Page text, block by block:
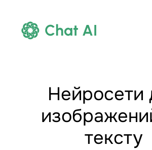
Chat AI
Нейросети
тексту